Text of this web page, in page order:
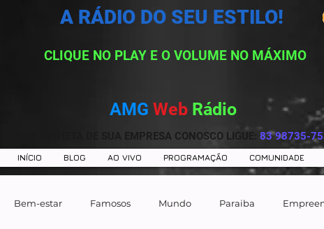
CLIQUE NO PLAY E O VOLUME NO MÁXIMO
AMG Web Rádio
GRAVE A VINHETA DE SUA EMPRESA CONOSCO LIGUE: 83 98735-
A RÁDIO DO SEU ESTILO!
INÍCIO BLOG AO VIVO PROGRAMAÇÃO COMUNIDADE
Bem-estar Famosos Mundo Paraiba